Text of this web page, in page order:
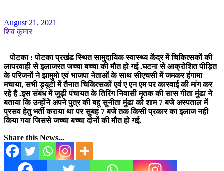
August 21, 2021
शिव कुमार
पोटका : पोटका प्रखंड स्थित सामुदायिक स्वास्थ्य केंद्र में चिकित्सकों की
लापरवाही से इलाजरत जच्चा बच्चा की मौत हो गई .घटना से आक्रोशित पीड़ित
के परिजनों ने झामुमो एवं भाजपा नेताओं के साथ सीएचसी में जमकर हंगामा
मचाया, सभी ड्यूटी में तैनात चिकित्सकों एवं ए एन एम पर कारवाई की मांग कर
रहे है .इस संबंध में जुड़ी पंचायत के तिरिंग निवासी मृतक की सास गीता मुंडा ने
बताया कि उन्होंने अपने पुत्र की बहू सुनीता मुंडा को शाम 7 बजे अस्पताल में
प्रसव हेतु भर्ती कराया था पर सुबह 7 बजे तक किसी प्रकार का इलाज नही
किया गया जिससे जच्चा बच्चा दोनों की मौत हो गई.
Share this News...